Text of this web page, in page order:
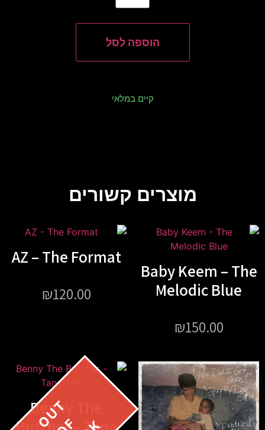
הוספה לסל
קיים במלאי
מוצרים קשורים
Baby Keem – The
Melodic Blue
₪150.00
AZ – The Format
₪120.00
Benny The